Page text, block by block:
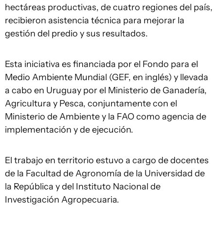
hectáreas productivas, de cuatro regiones del país,
recibieron asistencia técnica para mejorar la
gestión del predio y sus resultados.
Esta iniciativa es financiada por el Fondo para el
Medio Ambiente Mundial (GEF, en inglés) y llevada
a cabo en Uruguay por el Ministerio de Ganadería,
Agricultura y Pesca, conjuntamente con el
Ministerio de Ambiente y la FAO como agencia de
implementación y de ejecución.
El trabajo en territorio estuvo a cargo de docentes
de la Facultad de Agronomía de la Universidad de
la República y del Instituto Nacional de
Investigación Agropecuaria.